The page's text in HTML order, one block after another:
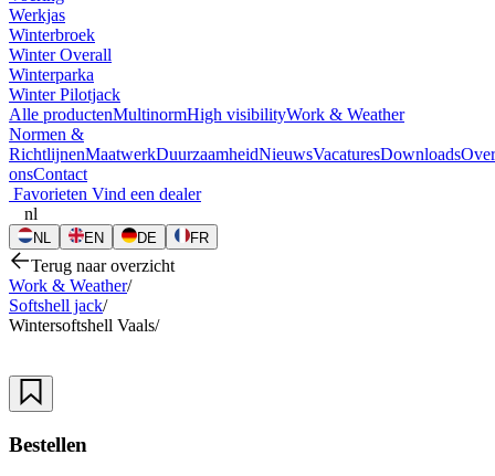
Werkjas
Winterbroek
Winter Overall
Winterparka
Winter Pilotjack
Alle productenMultinormHigh visibilityWork & Weather
Normen &
RichtlijnenMaatwerkDuurzaamheidNieuwsVacaturesDownloadsOver
onsContact
Favorieten Vind een dealer
nl
NL EN DE FR
Terug naar overzicht
Work & Weather/
Softshell jack/
Wintersoftshell Vaals/
Bestellen